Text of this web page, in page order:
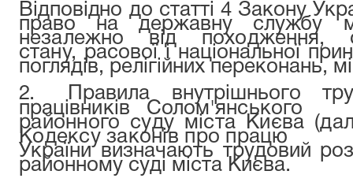
Відповідно до статті 4 Закону
право на державну службу
незалежно від походження,
стану,расової і національної
поглядів, релігійних переконань,
2.
Правила внутрішнього
працівників Солом'янського
районного суду міста Києва
Кодексу законів про працю
України визначають трудовий
районному суді міста Києва.